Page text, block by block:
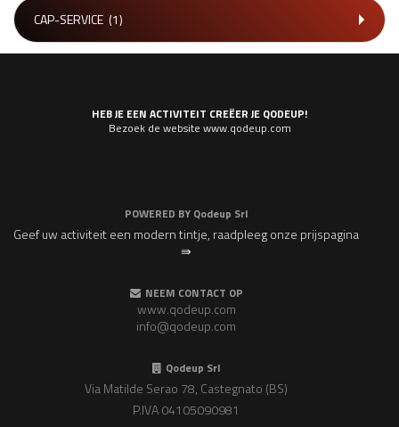
CAP-SERVICE (1)
HEB JE EEN ACTIVITEIT CREËER JE QODEUP!
Bezoek de website www.qodeup.com
POWERED BY Qodeup Srl
Geef uw activiteit een modern tintje, raadpleeg onze prijspagina
⇛
NEEM CONTACT OP
www.qodeup.com
info@qodeup.com
Qodeup Srl
Via Matilde Serao 78, Castegnato (BS)
P.IVA 04105090981